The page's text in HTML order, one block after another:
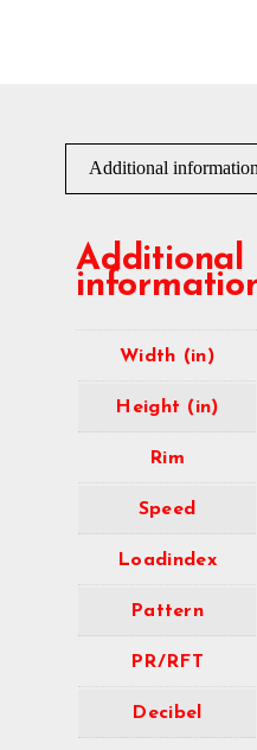
Additional
Additional
Width (in)
Height (in)
Rim
Speed
Loadindex
Pattern
PR/RFT
Decibel